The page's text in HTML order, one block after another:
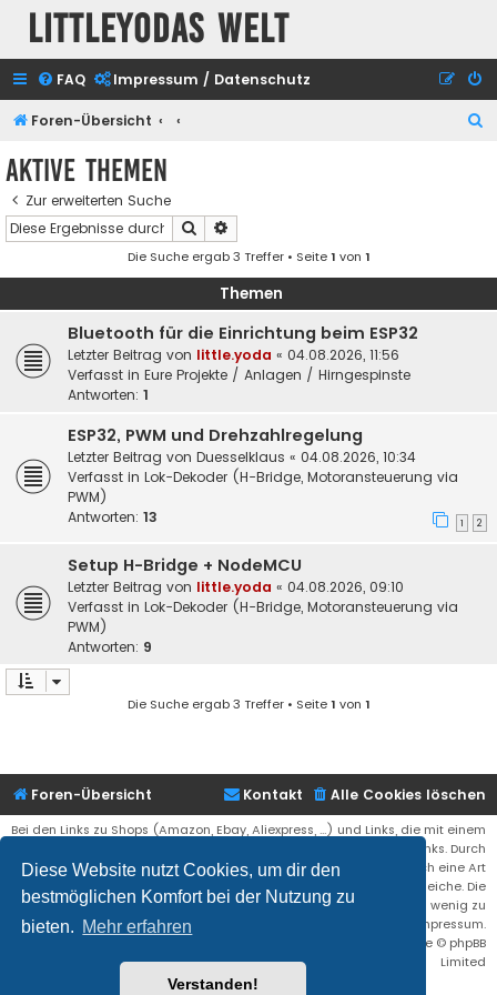
Diese Website nutzt Cookies, um dir den
bestmöglichen Komfort bei der Nutzung zu
bieten. Mehr erfahren
Verstanden!
Littleyodas Welt
FAQ Impressum / Datenschutz
Foren-Übersicht
Aktive Themen
Zur erweiterten Suche
Suche
Die Suche ergab 3 Treffer • Seite1 von 1
Themen
Bluetooth für die Einrichtung beim ESP32
Letzter Beitrag von little.yoda « 04.08.2026, 11:56
Verfasst in Eure Projekte / Anlagen / Hirngespinste
Antworten: 1
ESP32, PWM und Drehzahlregelung
Letzter Beitrag von Duesselklaus « 04.08.2026, 10:34
Verfasst in Lok-Dekoder (H-Bridge, Motoransteuerung via
PWM)
Antworten: 13 1 2
Setup H-Bridge + NodeMCU
Letzter Beitrag von little.yoda « 04.08.2026, 09:10
Verfasst in Lok-Dekoder (H-Bridge, Motoransteuerung via
PWM)
Antworten: 9
Die Suche ergab 3 Treffer • Seite1 von 1
Foren-Übersicht Alle Cookies löschen
Kontakt
Bei den Links zu Shops (Amazon, Ebay, Aliexpress, ...) und Links, die mit einem
Stern (*) markiert sind, kann es sich um sogenannte Affiliate Links. Durch
den Kauf eines Produktes über einen Affiliate Link erhälte ich eine Art
Umsatzbeteiligung gutgeschrieben. Für euch bleibt der Preis der gleiche. Die
Einnahmen helfen die Hostgebühren für diese Webseite ein wenig zu
reduzieren. Siehe auch das Impressum.
® Forum Software © phpBB
Limited